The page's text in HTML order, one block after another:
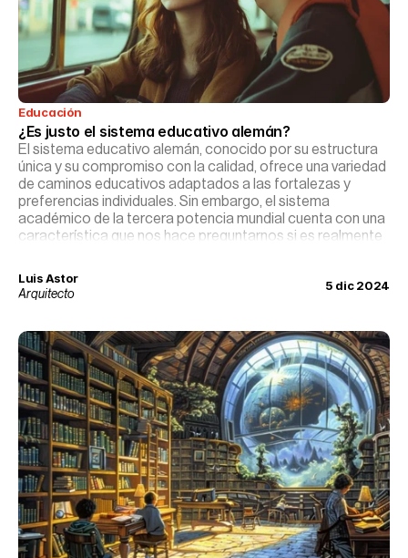
Educación
¿Es justo el sistema educativo alemán?
El sistema educativo alemán, conocido por su estructura
única y su compromiso con la calidad, ofrece una variedad
de caminos educativos adaptados a las fortalezas y
preferencias individuales. Sin embargo, el sistema
académico de la tercera potencia mundial cuenta con una
característica que nos hace preguntarnos si es realmente
nuestros centros.
Luis Astor
Arquitecto
5 dic 2024